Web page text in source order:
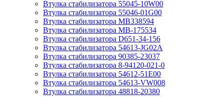
Втулка стабилизатора 55045-10W00
Втулка стабилизатора 55046-01G00
Втулка стабилизатора MB338594
Втулка стабилизатора MB-175534
Втулка стабилизатора D651-34-156
Втулка стабилизатора 54613-JG02A
Втулка стабилизатора 90385-23037
Втулка стабилизатора 8-94120-021-0
Втулка стабилизатора 54612-51E00
Втулка стабилизатора 54613-VW008
Втулка стабилизатора 48818-20380